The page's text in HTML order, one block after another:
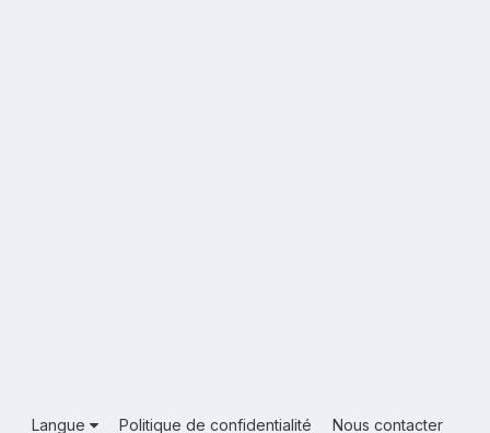
Langue Politique de confidentialité Nous contacter